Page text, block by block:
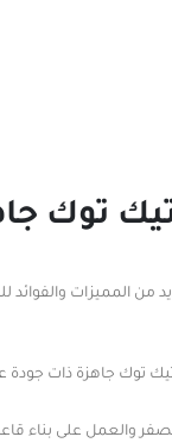
توك
من المميزات
توك جاهزة ذات جودة
والعمل على بناء